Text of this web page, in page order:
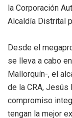
la Corporación
Alcaldía Distrital
Desde el
se lleva a cabo
Mallorquín-, el
de la CRA,
compromiso
tengan la mejor